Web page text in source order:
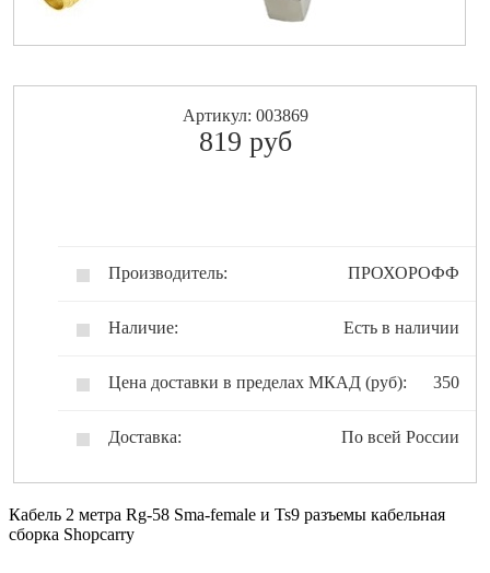
Артикул: 003869
819 pуб
Производитель: ПРОХОРОФФ
Наличие: Есть в наличии
Цена доставки в пределах МКАД (руб): 350
Доставка: По всей России
Кабель 2 метра Rg-58 Sma-female и Ts9 разъемы кабельная
сборка Shopcarry